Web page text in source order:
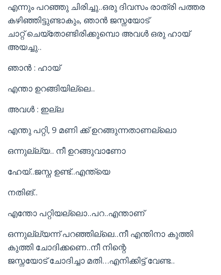
എന്നും പറഞ്ഞു ചിരിച്ചു..ഒരു ദിവസം രാത്രി പത്തര
കഴിഞ്ഞിട്ടുണ്ടാകും, ഞാൻ ജസ്നയോട്
ചാറ്റ് ചെയ്തോണ്ടിരിക്കുമ്പൊ അവൾ ഒരു ഹായ്
അയച്ചു..
ഞാൻ : ഹായ്
എന്താ ഉറങ്ങിയില്ലെ..
അവൾ : ഇല്ല
എന്തു പറ്റി, 9 മണി ക്ക് ഉറങ്ങുന്നതാണല്ലൊ
ഒന്നുല്ല്യ.. നീ ഉറങ്ങുവാണോ
ഹേയ്..ജസ്ന ഉണ്ട്..എന്ത്യെ
നതിങ്..
എന്തോ പറ്റിയല്ലൊ..പറ..എന്താണ്
ഒന്നുല്ല്യന്ന് പറഞ്ഞില്ലെ..നീ എന്തിനാ കുത്തി
കുത്തി ചോദിക്കണെ..നീ നിന്റെ
ജസ്നയോട് ചോദിച്ചാ മതി…എനിക്കിട്ട് വേണ്ട..